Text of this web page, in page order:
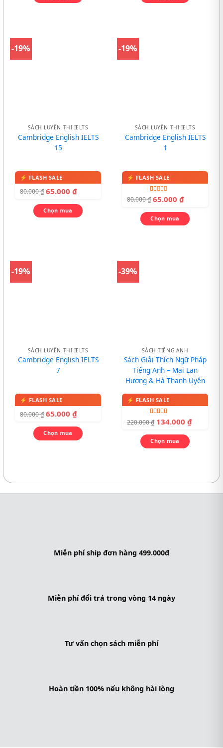
-19%
SÁCH LUYỆN THI IELTS
Cambridge English IELTS
15
80.000₫ 65.000 ₫
Chọn mua
-19%
SÁCH LUYỆN THI IELTS
Cambridge English IELTS
1
Được
xếp
1.00
5
sao
80.000₫ 65.000 ₫
Chọn mua
-19%
SÁCH LUYỆN THI IELTS
Cambridge English IELTS
7
80.000₫ 65.000 ₫
Chọn mua
-39%
SÁCH TIẾNG ANH
Sách Giải Thích Ngữ Pháp
Tiếng Anh – Mai Lan
Hương & Hà Thanh Uyên
Được xếp
hạng4.00
220.000₫ 134.000 ₫
Chọn mua
Miễn phí ship đơn hàng 499.000đ
Miễn phí đổi trả trong vòng 14 ngày
Tư vấn chọn sách miễn phí
Hoàn tiền 100% nếu không hài lòng